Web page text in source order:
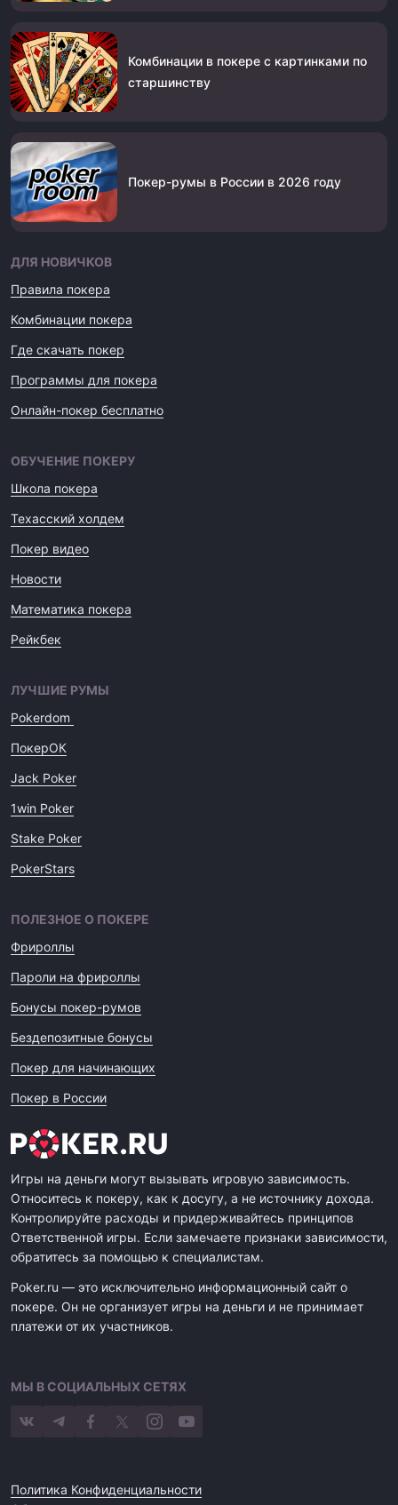
Комбинации в покере с картинками по
старшинству
Покер-румы в России в 2026 году
ДЛЯ НОВИЧКОВ
Правила покера
Комбинации покера
Где скачать покер
Программы для покера
Онлайн-покер бесплатно
ОБУЧЕНИЕ ПОКЕРУ
Школа покера
Техасский холдем
Покер видео
Новости
Математика покера
Рейкбек
ЛУЧШИЕ РУМЫ
Pokerdom
ПокерОК
Jack Poker
1win Poker
Stake Poker
PokerStars
ПОЛЕЗНОЕ О ПОКЕРЕ
Фрироллы
Пароли на фрироллы
Бонусы покер-румов
Бездепозитные бонусы
Покер для начинающих
Покер в России
Игры на деньги могут вызывать игровую зависимость.
Относитесь к покеру, как к досугу, а не источнику дохода.
Контролируйте расходы и придерживайтесь принципов
Ответственной игры. Если замечаете признаки зависимости,
обратитесь за помощью к специалистам.
Poker.ru — это исключительно информационный сайт о
покере. Он не организует игры на деньги и не принимает
платежи от их участников.
МЫ В СОЦИАЛЬНЫХ СЕТЯХ
Политика Конфиденциальности